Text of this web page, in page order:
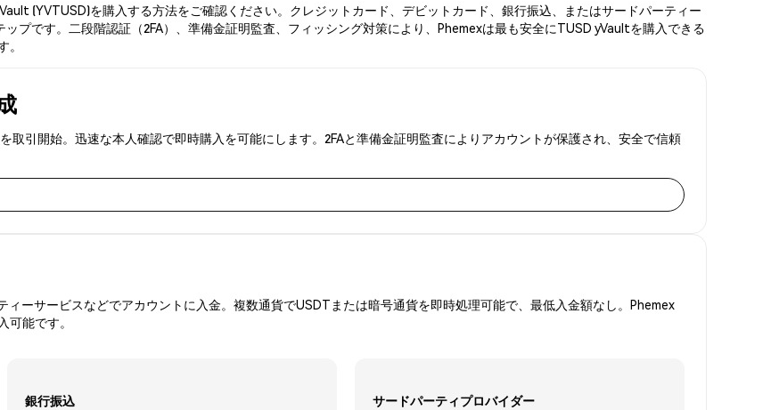
(YVTUSD)を購入する方法をご確認ください。クレジットカード、デビットカード、銀行振込、またはサードパーティー
プです。二段階認証（2FA）、準備金証明監査、フィッシング対策により、Phemexは最も安全にTUSD yVaultを購入できる
取引開始。迅速な本人確認で即時購入を可能にします。2FAと準備金証明監査によりアカウントが保護され、安全で信頼
ーサービスなどでアカウントに入金。複数通貨でUSDTまたは暗号通貨を即時処理可能で、最低入金額なし。Phemex
能です。
銀行振込 サードパーティプロバイダー